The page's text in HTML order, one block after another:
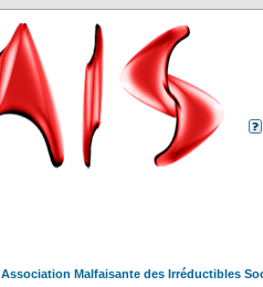
Association Malfaisante des Irréductibles